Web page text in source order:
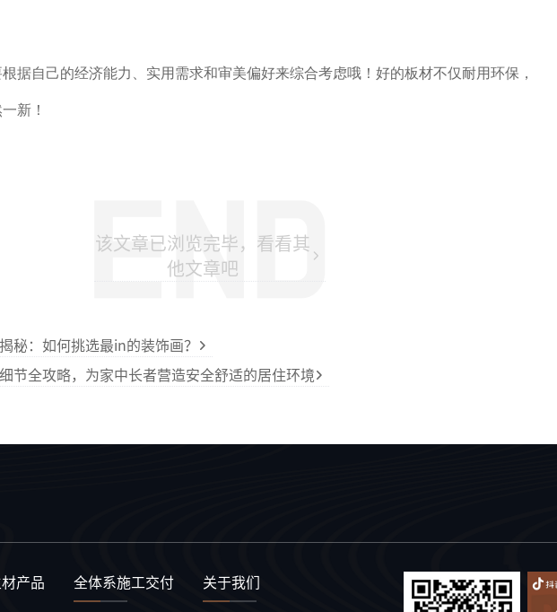
据自己的经济能力、实用需求和审美偏好来综合考虑哦！好的板材不仅耐用环保，
新！
该文章已浏览完毕，看看其
他文章吧
秘：如何挑选最in的装饰画？
节全攻略，为家中长者营造安全舒适的居住环境
产品 全体系施工交付 关于我们